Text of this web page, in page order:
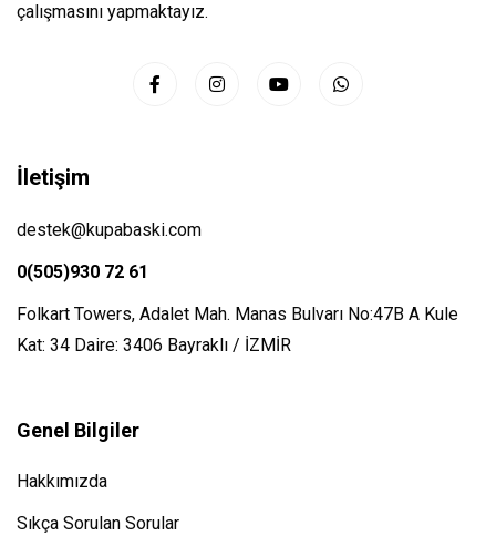
çalışmasını yapmaktayız.
İletişim
destek@kupabaski.com
0(505)930 72 61
Folkart Towers, Adalet Mah. Manas Bulvarı No:47B A Kule
Kat: 34 Daire: 3406 Bayraklı / İZMİR
Genel Bilgiler
Hakkımızda
Sıkça Sorulan Sorular